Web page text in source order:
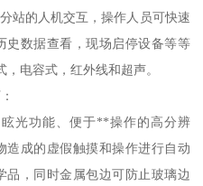
站的人机交互，操作人员可快速
史数据查看，现场启停设备等等
电容式，红外线和超声。
光功能、便于**操作的高分辨
造成的虚假触摸和操作进行自动
品，同时金属包边可防止玻璃边